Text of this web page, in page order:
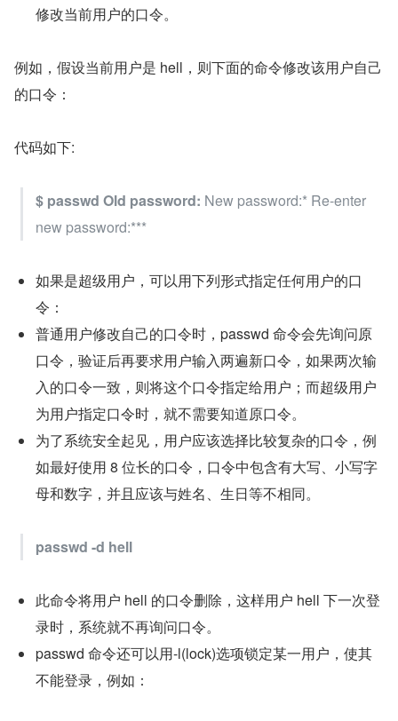
修改当前用户的口令。
例如，假设当前用户是 hell，则下面的命令修改该用户自己
的口令：
代码如下:
$ passwd Old password: New password:* Re-enter
new password:***
如果是超级用户，可以用下列形式指定任何用户的口
令：
普通用户修改自己的口令时，passwd 命令会先询问原
口令，验证后再要求用户输入两遍新口令，如果两次输
入的口令一致，则将这个口令指定给用户；而超级用户
为用户指定口令时，就不需要知道原口令。
为了系统安全起见，用户应该选择比较复杂的口令，例
如最好使用 8 位长的口令，口令中包含有大写、小写字
母和数字，并且应该与姓名、生日等不相同。
passwd -d hell
此命令将用户 hell 的口令删除，这样用户 hell 下一次登
录时，系统就不再询问口令。
passwd 命令还可以用-l(lock)选项锁定某一用户，使其
不能登录，例如：